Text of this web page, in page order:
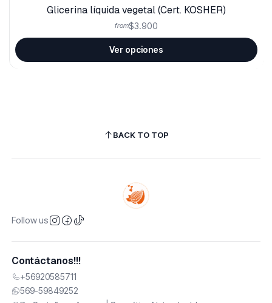
Glicerina líquida vegetal (Cert. KOSHER)
from$3.900
Ver opciones
BACK TO TOP
Follow us
Contáctanos!!!
+56920585711
569-59849252